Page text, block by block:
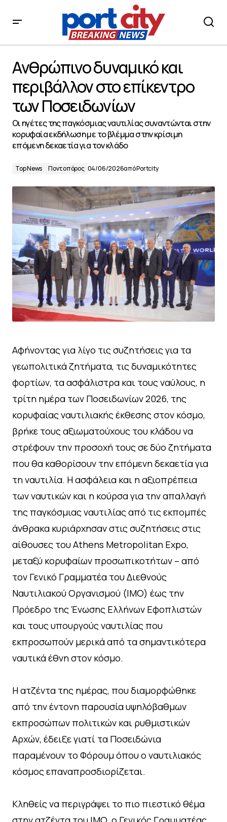
των Ποσειδωνίων
Ανθρώπινο δυναμικό και
περιβάλλον στο επίκεντρο
των Ποσειδωνίων
Οι ηγέτες της παγκόσμιας ναυτιλίας συναντώνται στην
κορυφαία εκδήλωση με το βλέμμα στην κρίσιμη
επόμενη δεκαετία για τον κλάδο
Top News Ποντοπόρος 04/06/2026απόPortcity
Αφήνοντας για λίγο τις συζητήσεις για τα
γεωπολιτικά ζητήματα, τις δυναμικότητες
φορτίων, τα ασφάλιστρα και τους ναύλους, η
τρίτη ημέρα των Ποσειδωνίων 2026, της
κορυφαίας ναυτιλιακής έκθεσης στον κόσμο,
βρήκε τους αξιωματούχους του κλάδου να
στρέφουν την προσοχή τους σε δύο ζητήματα
που θα καθορίσουν την επόμενη δεκαετία για
τη ναυτιλία. Η ασφάλεια και η αξιοπρέπεια
των ναυτικών και η κούρσα για την απαλλαγή
της παγκόσμιας ναυτιλίας από τις εκπομπές
άνθρακα κυριάρχησαν στις συζητήσεις στις
αίθουσες του Athens Metropolitan Expo,
μεταξύ κορυφαίων προσωπικοτήτων – από
τον Γενικό Γραμματέα του Διεθνούς
Ναυτιλιακού Οργανισμού (IMO) έως την
Πρόεδρο της Ένωσης Ελλήνων Εφοπλιστών
και τους υπουργούς ναυτιλίας που
εκπροσωπούν μερικά από τα σημαντικότερα
ναυτικά έθνη στον κόσμο.
Η ατζέντα της ημέρας, που διαμορφώθηκε
από την έντονη παρουσία υψηλόβαθμων
εκπροσώπων πολιτικών και ρυθμιστικών
Αρχών, έδειξε γιατί τα Ποσειδώνια
παραμένουν το Φόρουμ όπου ο ναυτιλιακός
κόσμος επαναπροσδιορίζεται.
Κληθείς να περιγράψει το πιο πιεστικό θέμα